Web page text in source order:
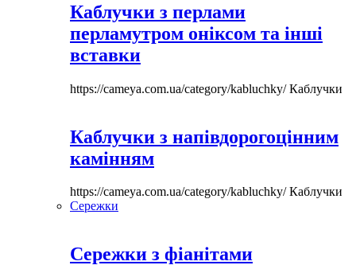
Каблучки з перлами
перламутром оніксом та інші
вставки
https://cameya.com.ua/category/kabluchky/Каблучки
Каблучки з напівдорогоцінним
камінням
https://cameya.com.ua/category/kabluchky/Каблучки
Сережки
Сережки з фіанітами